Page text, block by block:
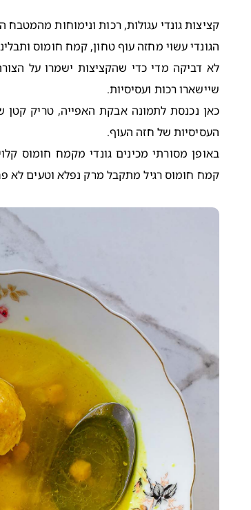
קציצות גונדי עגולות, רכות ונימוחות מהמטבח
הגונדי עשוי מחזה עוף טחון, קמח חומוס
לא דביקה מדי כדי שהקציצות ישמרו על
שיישארו רכות ועסיסיות.
כאן נכנסת לתמונה אבקת האפייה, טריק
העסיסיות של חזה העוף.
באופן מסורתי מכינים גונדי מקמח חומוס
קמח חומוס רגיל מתקבל מרק נפלא וטעים לא